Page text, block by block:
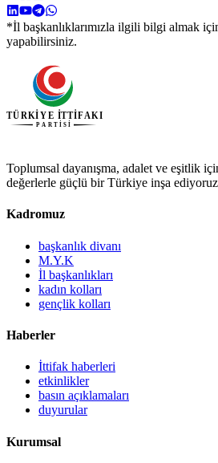
*İl başkanlıklarımızla ilgili bilgi almak
yapabilirsiniz.
Toplumsal dayanışma, adalet ve eşitlik
değerlerle güçlü bir Türkiye inşa
Kadromuz
başkanlık divanı
M.Y.K
İl başkanlıkları
kadın kolları
gençlik kolları
Haberler
İttifak haberleri
etkinlikler
basın açıklamaları
duyurular
Kurumsal